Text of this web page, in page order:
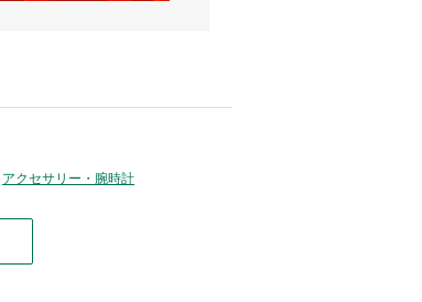
アクセサリー・腕時計